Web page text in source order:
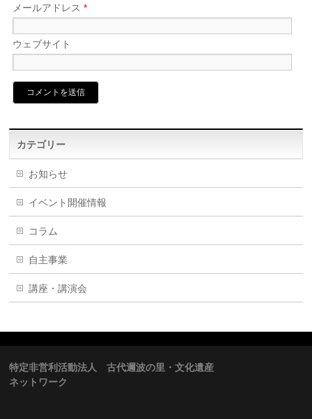
メールアドレス*
ウェブサイト
カテゴリー
お知らせ
イベント開催情報
コラム
自主事業
講座・講演会
特定非営利活動法人 古代邇波の里・文化遺産
ネットワーク